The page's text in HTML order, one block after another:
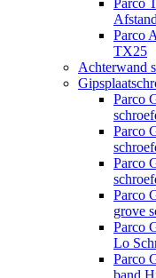
Parco
Parco
TX25
Achterwand
Parco
Parco
Parco
Parco
grove
Parco
Lo
Parco